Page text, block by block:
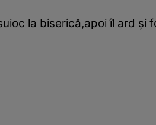
la biserică,apoi îl ard